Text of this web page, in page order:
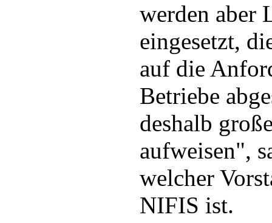
werden aber
eingesetzt,
auf die
Betriebe
deshalb
aufweisen",
welcher
NIFIS ist.